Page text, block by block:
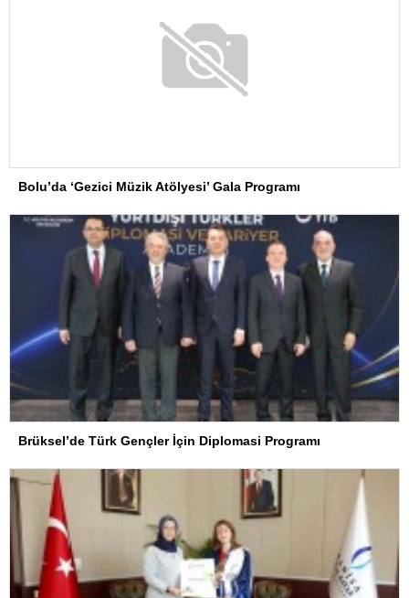
Bolu’da ‘Gezici Müzik Atölyesi’ Gala Programı
Brüksel’de Türk Gençler İçin Diplomasi Programı